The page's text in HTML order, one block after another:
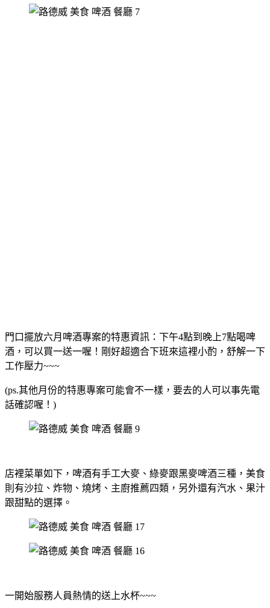
門口擺放六月啤酒專案的特惠資訊：下午4點到晚上7點喝啤
酒，可以買一送一喔！剛好超適合下班來這裡小酌，舒解一下
工作壓力~~~
(ps.其他月份的特惠專案可能會不一樣，要去的人可以事先電
話確認喔！)
店裡菜單如下，啤酒有手工大麥、綠麥跟黑麥啤酒三種，美食
則有沙拉、炸物、燒烤、主廚推薦四類，另外還有汽水、果汁
跟甜點的選擇。
一開始服務人員熱情的送上水杯~~~